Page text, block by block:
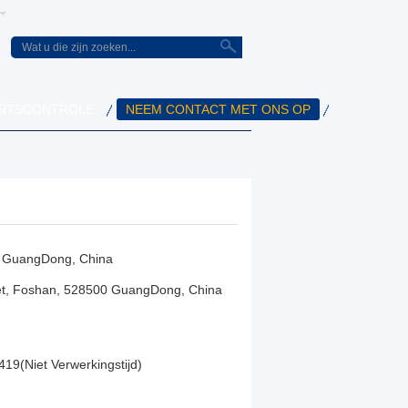
NEEM CONTACT MET ONS OP
China
Foshan, 528500 GuangDong, China
Verwerkingstijd)